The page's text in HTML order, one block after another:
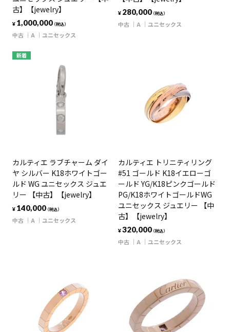
古】【jewelry】
¥ 1,000,000（税込）
中古 A ユニセックス
¥ 280,000（税込）
中古 A ユニセックス
新着
カルティエ ラブチャーム ダイ
ヤ シルバー K18ホワイトゴー
ルド WG ユニセックス ジュエ
リー 【中古】【jewelry】
¥ 140,000（税込）
中古 A ユニセックス
カルティエ トリニティリング
#51 ゴールド K18イエローゴ
ールド YG/K18ピンクゴールド
PG/K18ホワイトゴールドWG
ユニセックス ジュエリー 【中
古】【jewelry】
¥320,000（税込）
中古 A ユニセックス